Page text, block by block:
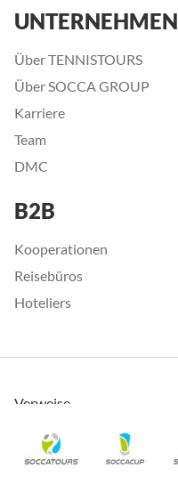
UNTERNEHMEN
Über TENNISTOURS
Über SOCCA GROUP
Karriere
Team
DMC
B2B
Kooperationen
Reisebüros
Hoteliers
Verweise